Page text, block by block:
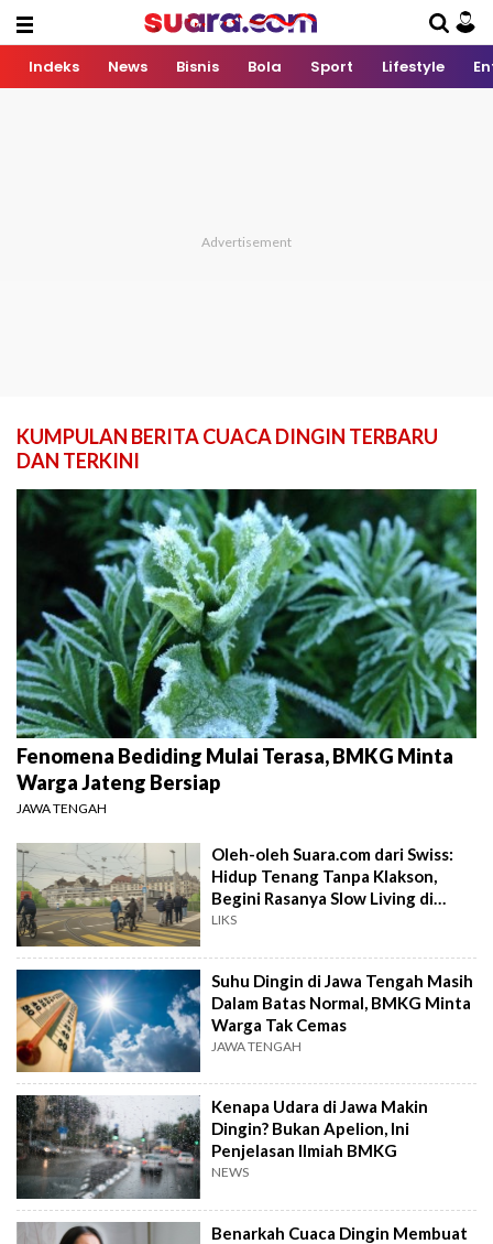
Indeks News Bisnis Bola Sport Lifestyle
KUMPULAN BERITA CUACA DINGIN TERBARU
DAN TERKINI
Fenomena Bediding Mulai Terasa, BMKG Minta
Warga Jateng Bersiap
JAWA TENGAH
Oleh-oleh Suara.com dari Swiss:
Hidup Tenang Tanpa Klakson,
Begini Rasanya Slow Living di
Zurich
LIKS
Suhu Dingin di Jawa Tengah Masih
Dalam Batas Normal, BMKG Minta
Warga Tak Cemas
JAWA TENGAH
Kenapa Udara di Jawa Makin
Dingin? Bukan Apelion, Ini
Penjelasan Ilmiah BMKG
NEWS
Benarkah Cuaca Dingin Membuat